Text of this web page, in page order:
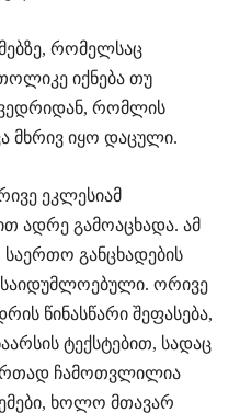
რომელსაც
იქნება თუ
რომლის
მხრივ იყო დაცული.
ეკლესიამ
ადრე გამოაცხადა. ამ
განცხადების
ორივე
წინასწარი შეფასება,
ტექსტებით, სადაც
ჩამოთვლილია
ხოლო მთავარ